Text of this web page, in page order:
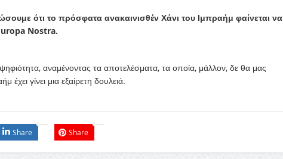
ότι το πρόσφατα ανακαινισθέν Χάνι του Ιμπραήμ φαίνεται να
Nostra.
αναμένοντας τα αποτελέσματα, τα οποία, μάλλον, δε θα μας
γίνει μια εξαίρετη δουλειά.
Share Share